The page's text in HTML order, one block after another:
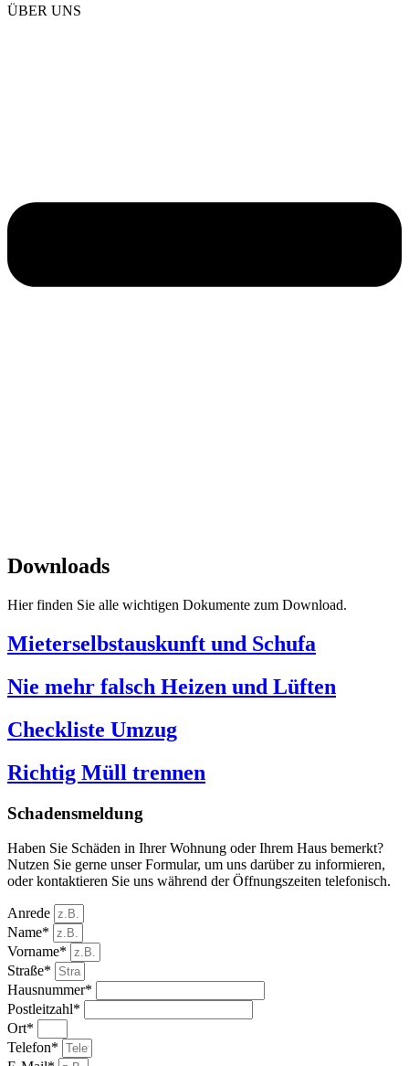
ÜBER UNS
Downloads
Hier finden Sie alle wichtigen Dokumente zum Download.
Mieterselbstauskunft und Schufa
Nie mehr falsch Heizen und Lüften
Checkliste Umzug
Richtig Müll trennen
Schadensmeldung
Haben Sie Schäden in Ihrer Wohnung oder Ihrem Haus bemerkt?
Nutzen Sie gerne unser Formular, um uns darüber zu informieren,
oder kontaktieren Sie uns während der Öffnungszeiten telefonisch.
Anrede
Name*
Vorname*
Straße*
Hausnummer*
Postleitzahl*
Ort*
Telefon*